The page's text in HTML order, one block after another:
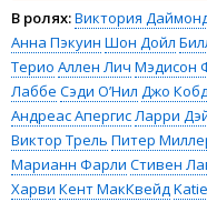
В ролях:Виктория
Анна Пэкуин Шон Дойл
Терио Аллен Лич Мэдисон
Лаббе Сэди О’Нил Джо
Андреас АпергисЛарри
Виктор Трель Питер
Марианн Фарли Стивен
Харви Кент МакКвейд